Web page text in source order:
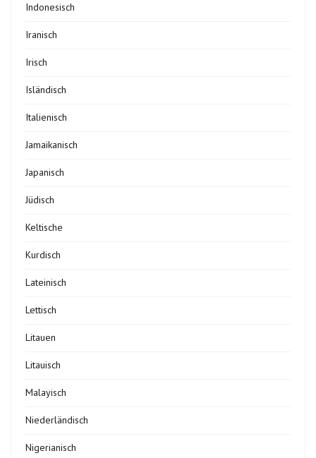
Indonesisch
Iranisch
Irisch
Isländisch
Italienisch
Jamaikanisch
Japanisch
Jüdisch
Keltische
Kurdisch
Lateinisch
Lettisch
Litauen
Litauisch
Malayisch
Niederländisch
Nigerianisch